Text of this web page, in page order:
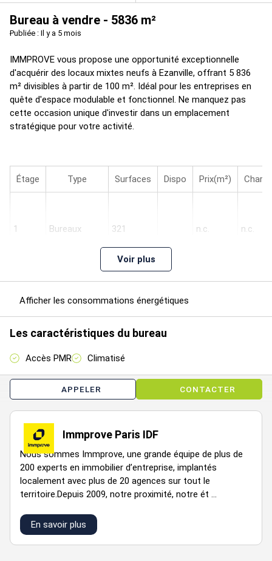
Bureau à vendre - 5836 m²
Publiée : Il y a 5 mois
IMMPROVE vous propose une opportunité exceptionnelle
d'acquérir des locaux mixtes neufs à Ezanville, offrant 5 836
m² divisibles à partir de 100 m². Idéal pour les entreprises en
quête d'espace modulable et fonctionnel. Ne manquez pas
cette occasion unique d'investir dans un emplacement
stratégique pour votre activité.
Étage Type Surfaces Dispo Prix(m²)
1 Bureaux 321 n.c. n.c.
RDC Activités 1322
Cellule
Activités 1643
2027
HT HH
n.c.
Bureaux n.c.
RDC Activités
Voir plus
Afficher les consommations énergétiques
Les caractéristiques du bureau
Accès PMR Climatisé
APPELER CONTACTER
Immprove Paris IDF
Nous sommes Immprove, une grande équipe de plus de
200 experts en immobilier d’entreprise, implantés
localement avec plus de 20 agences sur tout le
territoire.Depuis 2009, notre proximité, notre ét ...
En savoir plus